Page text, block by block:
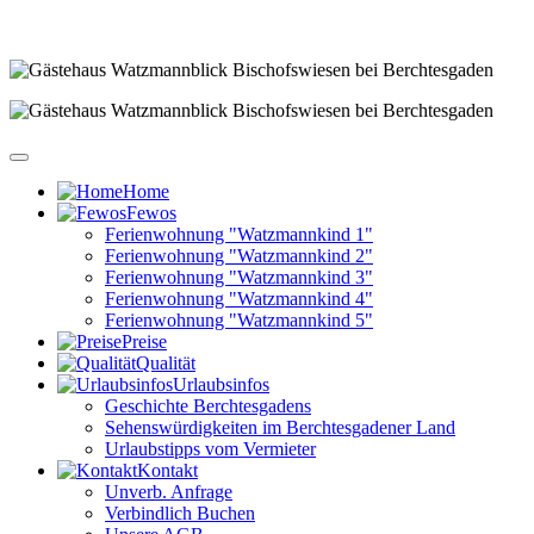
Home
Fewos
Ferienwohnung "Watzmannkind 1"
Ferienwohnung "Watzmannkind 2"
Ferienwohnung "Watzmannkind 3"
Ferienwohnung "Watzmannkind 4"
Ferienwohnung "Watzmannkind 5"
Preise
Qualität
Urlaubsinfos
Geschichte Berchtesgadens
Sehenswürdigkeiten im Berchtesgadener Land
Urlaubstipps vom Vermieter
Kontakt
Unverb. Anfrage
Verbindlich Buchen